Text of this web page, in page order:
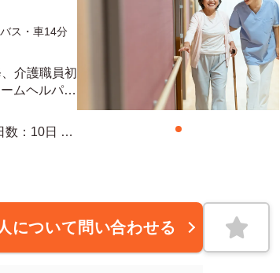
ス・車14分
介護職員初
ムヘルパー
経験・ブ
について問い合わせる